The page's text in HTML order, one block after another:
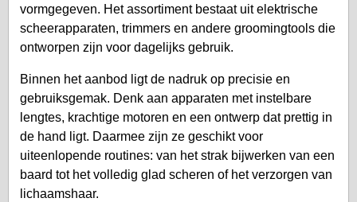
vormgegeven. Het assortiment bestaat uit elektrische
scheerapparaten, trimmers en andere groomingtools die
ontworpen zijn voor dagelijks gebruik.
Binnen het aanbod ligt de nadruk op precisie en
gebruiksgemak. Denk aan apparaten met instelbare
lengtes, krachtige motoren en een ontwerp dat prettig in
de hand ligt. Daarmee zijn ze geschikt voor
uiteenlopende routines: van het strak bijwerken van een
baard tot het volledig glad scheren of het verzorgen van
lichaamshaar.